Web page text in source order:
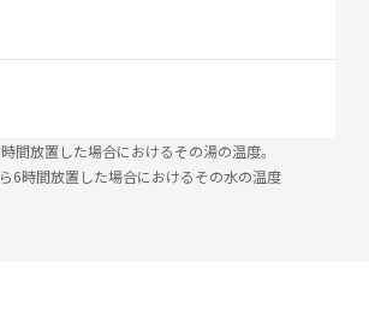
放置した場合におけるその湯の温度。
時間放置した場合におけるその水の温度